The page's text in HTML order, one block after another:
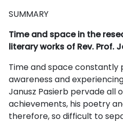
SUMMARY
Time and space in the
literary works of Rev. Prof.
Time and space constantly
awareness and
Janusz Pasierb pervade all
achievements, his poetry
therefore, so difficult to